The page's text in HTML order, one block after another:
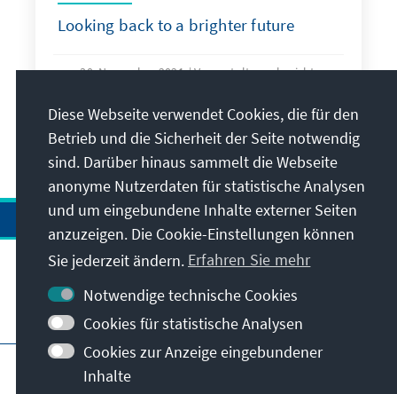
Looking back to a brighter future
30. November 2021 Veranstaltungsberichte
Alle Publikationen
Besuchen Sie auch
Impressum
Datenschutz
Nutzungsbedingungen
Diese Webseite verwendet Cookies, die für den
Betrieb und die Sicherheit der Seite notwendig
sind. Darüber hinaus sammelt die Webseite
anonyme Nutzerdaten für statistische Analysen
und um eingebundene Inhalte externer Seiten
anzuzeigen. Die Cookie-Einstellungen können
Sie jederzeit ändern. Erfahren Sie mehr
Notwendige technische Cookies
Cookies für statistische Analysen
Cookies zur Anzeige eingebundener
Inhalte